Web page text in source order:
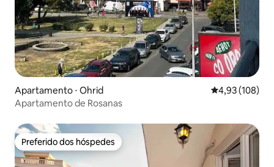
Apartamento ⋅ Ohrid 4,93 de uma
4,93 (108)
Apartamento de Rosanas
Preferido dos hóspedes
Preferido dos hóspedes